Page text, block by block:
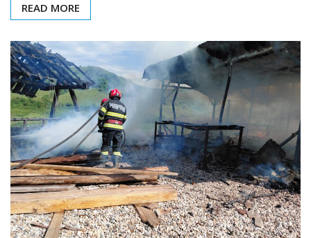
READ MORE